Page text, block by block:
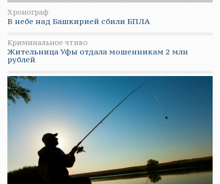
Хронограф
В небе над Башкирией сбили БПЛА
Криминальное чтиво
Жительница Уфы отдала мошенникам 2 млн
рублей